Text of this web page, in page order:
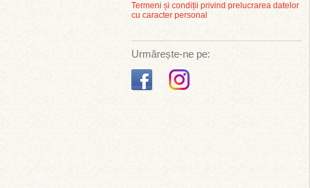
Termeni și condiții privind prelucrarea datelor
cu caracter personal
Urmărește-ne pe: